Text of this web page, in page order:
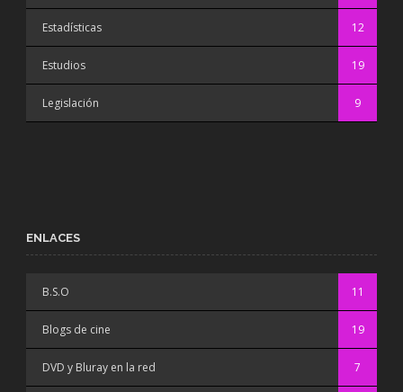
Estadísticas 12
Estudios 19
Legislación 9
ENLACES
B.S.O 11
Blogs de cine 19
DVD y Bluray en la red 7